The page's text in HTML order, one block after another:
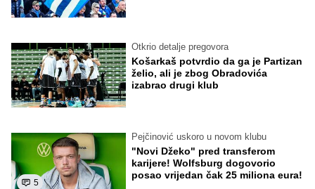
Otkrio detalje pregovora
Košarkaš potvrdio da ga je Partizan
želio, ali je zbog Obradovića
izabrao drugi klub
5
Pejčinović uskoro u novom klubu
"Novi Džeko" pred transferom
karijere! Wolfsburg dogovorio
posao vrijedan čak 25 miliona eura!